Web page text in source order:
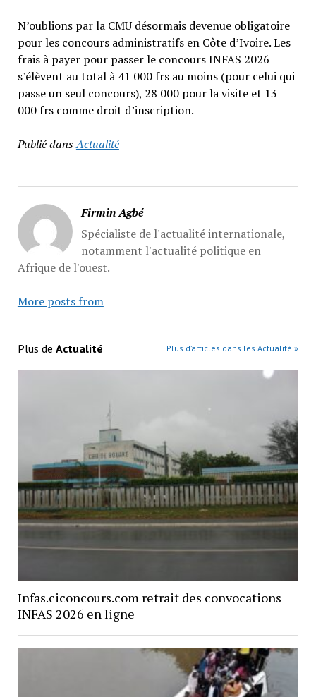
N’oublions par la CMU désormais devenue obligatoire
pour les concours administratifs en Côte d’Ivoire. Les
frais à payer pour passer le concours INFAS 2026
s’élèvent au total à 41 000 frs au moins (pour celui qui
passe un seul concours), 28 000 pour la visite et 13
000 frs comme droit d’inscription.
Publié dansActualité
Firmin Agbé
Spécialiste de l'actualité internationale,
notamment l'actualité politique en
Afrique de l'ouest.
More posts from
Plus de Actualité Plus d’articles dans les Actualité »
Infas.ciconcours.com retrait des convocations
INFAS 2026 en ligne